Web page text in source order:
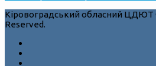
Кіровоградський обласний ЦДЮТ
Reserved.